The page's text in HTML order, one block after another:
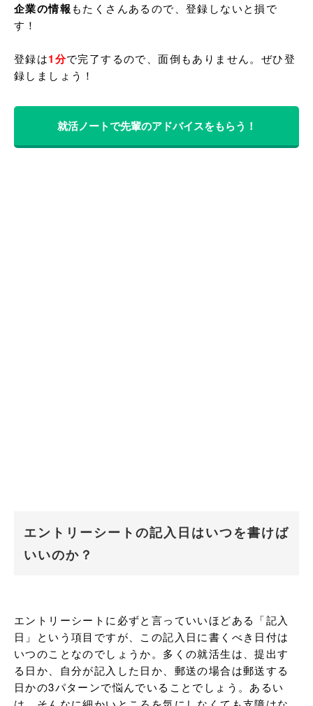
企業の情報もたくさんあるので、登録しないと損で
す！
登録は1分で完了するので、面倒もありません。ぜひ登
就活ノートで先輩のアドバイスをもらう！
エントリーシートの記入日はいつを書けば
いいのか？
エントリーシートに必ずと言っていいほどある「記入
日」という項目ですが、この記入日に書くべき日付は
いつのことなのでしょうか。多くの就活生は、提出す
る日か、自分が記入した日か、郵送の場合は郵送する
日かの3パターンで悩んでいることでしょう。あるい